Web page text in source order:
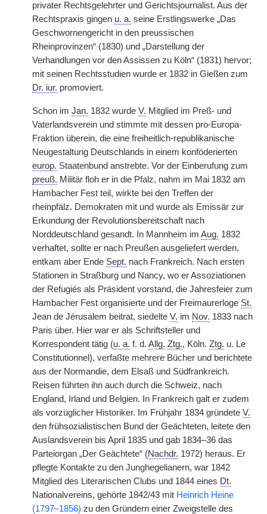
privater Rechtsgelehrter und Gerichtsjournalist. Aus der
Rechtspraxis gingen u. a. seine Erstlingswerke „Das
Geschwornengericht in den preussischen
Rheinprovinzen“ (1830) und „Darstellung der
Verhandlungen vor den Assissen zu Köln“ (1831) hervor;
mit seinen Rechtsstudien wurde er 1832 in Gießen zum
Dr. iur. promoviert.
Schon im Jan. 1832 wurde V. Mitglied im Preß- und
Vaterlandsverein und stimmte mit dessen pro-Europa-
Fraktion überein, die eine freiheitlich-republikanische
Neugestaltung Deutschlands in einem konföderierten
europ. Staatenbund anstrebte. Vor der Einberufung zum
preuß. Militär floh er in die Pfalz, nahm im Mai 1832 am
Hambacher Fest teil, wirkte bei den Treffen der
rheinpfälz. Demokraten mit und wurde als Emissär zur
Erkundung der Revolutionsbereitschaft nach
Norddeutschland gesandt. In Mannheim im Aug. 1832
verhaftet, sollte er nach Preußen ausgeliefert werden,
entkam aber Ende Sept. nach Frankreich. Nach ersten
Stationen in Straßburg und Nancy, wo er Assoziationen
der Refugiés als Präsident vorstand, die Jahresfeier zum
Hambacher Fest organisierte und der Freimaurerloge St.
Jean de Jérusalem beitrat, siedelte V. im Nov. 1833 nach
Paris über. Hier war er als Schriftsteller und
Korrespondent tätig (u. a. f. d. Allg. Ztg., Köln. Ztg. u. Le
Constitutionnel), verfaßte mehrere Bücher und berichtete
aus der Normandie, dem Elsaß und Südfrankreich.
Reisen führten ihn auch durch die Schweiz, nach
England, Irland und Belgien. In Frankreich galt er zudem
als vorzüglicher Historiker. Im Frühjahr 1834 gründete V.
den frühsozialistischen Bund der Geächteten, leitete den
Auslandsverein bis April 1835 und gab 1834–36 das
Parteiorgan „Der Geächtete“ (Nachdr. 1972) heraus. Er
pflegte Kontakte zu den Junghegelianern, war 1842
Mitglied des Literarischen Clubs und 1844 eines Dt.
Nationalvereins, gehörte 1842/43 mit Heinrich Heine
(1797–1856) zu den Gründern einer Zweigstelle des